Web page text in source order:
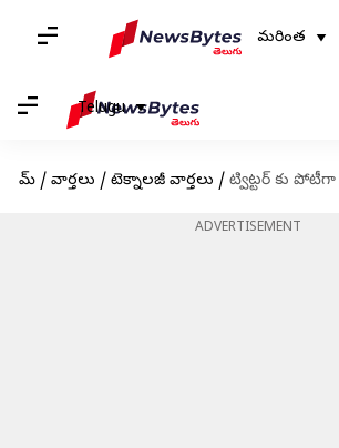
మరింత
Telugu
హోమ్ / వార్తలు / టెక్నాలజీ వార్తలు / ట్విట్టర్ కు పోటీగా మాజీ సిఈఓ
ADVERTISEMENT